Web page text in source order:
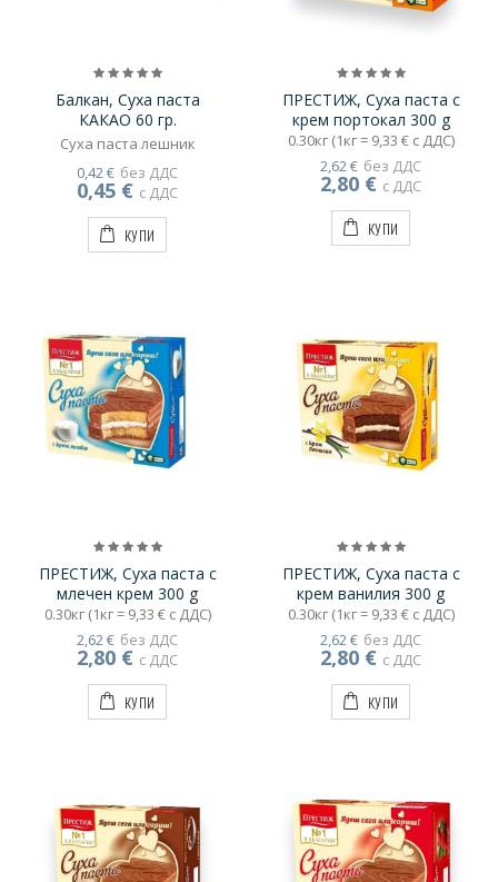
Балкан, Суха паста
КАКАО 60 гр.
Суха паста лешник
без ДДС
0,42 €
с ДДС
0,45 €
КУПИ
ПРЕСТИЖ, Суха паста с
крем портокал 300 g
0.30кг (1кг = 9,33 € с ДДС)
без ДДС
2,62 €
с ДДС
2,80 €
КУПИ
ПРЕСТИЖ, Суха паста с
млечен крем 300 g
0.30кг (1кг = 9,33 € с ДДС)
без ДДС
2,62 €
с ДДС
2,80 €
КУПИ
ПРЕСТИЖ, Суха паста с
крем ванилия 300 g
0.30кг (1кг = 9,33 € с ДДС)
без ДДС
2,62 €
с ДДС
2,80 €
КУПИ